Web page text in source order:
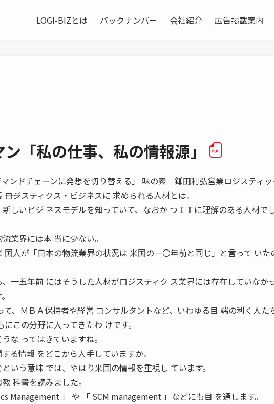
LOGI-BIZとは バックナンバー 会社紹介 広告掲載案内
「私の仕事、私の情報源」
ンドチェーンに発想を切り替える」 味の素 鎌田利弘営業ロジスティッ
ロジスティクス・ビジネスに 求められる人材とは。
しいビジ ネスモデルを知っていて、なおか つＩＴに理解のある人材で
業界には本 当に少ない。
国人が「日本の物流業界の状況は 米国の一〇年前と同じ」と言って いた
一五年前 にはそうした人材がロジスティク ス業界には存在していなか
、ＭＢＡ保持者や経営 コンサルタントなど、いわゆる目 端の利く人た
この分野に入ってきたわ けです。
な ってはきていますね。
する情報 をどこから入手していますか。
いう意味 では、やはり米国の情報を重視し ています。
科書を読みました。
Management 」 や 「 SCM management 」などにも目 を通します。